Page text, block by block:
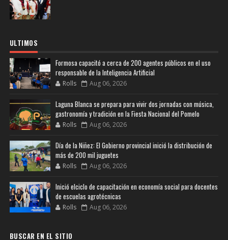
ULTIMOS
Formosa capacitó a cerca de 200 agentes públicos en el uso
responsable de la Inteligencia Artificial
Rolls Aug 06, 2026
Laguna Blanca se prepara para vivir dos jornadas con música,
gastronomía y tradición en la Fiesta Nacional del Pomelo
Rolls Aug 06, 2026
Día de la Niñez: El Gobierno provincial inició la distribución de
más de 200 mil juguetes
Rolls Aug 06, 2026
Inició elciclo de capacitación en economía social para docentes
de escuelas agrotécnicas
Rolls Aug 06, 2026
BUSCAR EN EL SITIO